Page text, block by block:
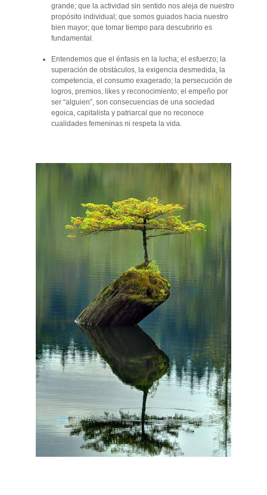
grande; que la actividad sin sentido nos aleja de nuestro
propósito individual; que somos guiados hacia nuestro
bien mayor; que tomar tiempo para descubrirlo es
fundamental.
Entendemos que el énfasis en la lucha; el esfuerzo; la
superación de obstáculos, la exigencia desmedida, la
competencia, el consumo exagerado; la persecución de
logros, premios, likes y reconocimiento; el empeño por
ser “alguien”, son consecuencias de una sociedad
egoica, capitalista y patriarcal que no reconoce
cualidades femeninas ni respeta la vida.